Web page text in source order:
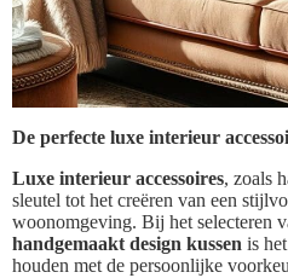
De perfecte luxe interieur
Luxe interieur accessoires, zoals
sleutel tot het creëren van een
woonomgeving. Bij het selecteren
handgemaakt design kussen is
houden met de persoonlijke